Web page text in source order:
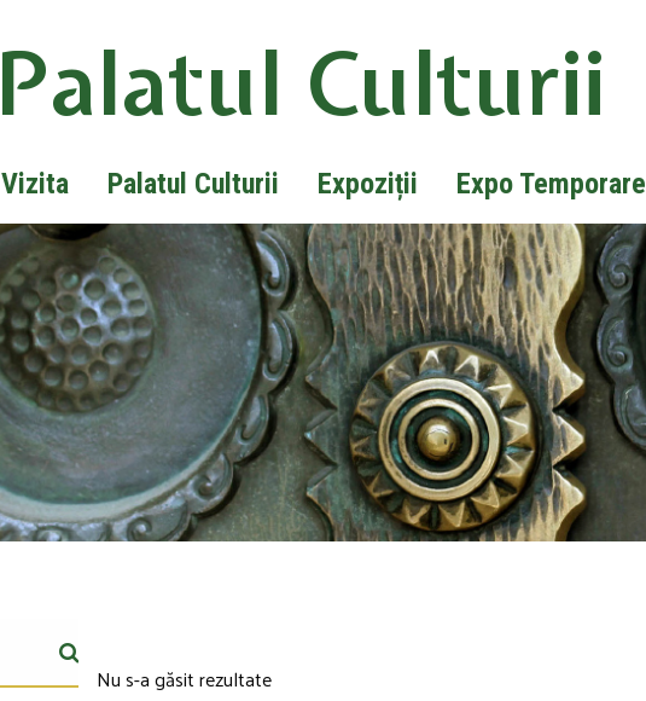
Palatul Culturii
Vizita Palatul Culturii Expoziții Expo Temporare
Nu s-a găsit rezultate